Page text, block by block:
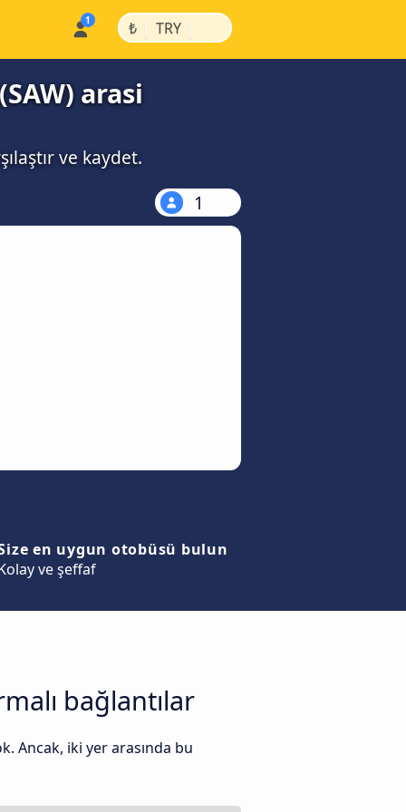
₺ | TRY |
arasi
ve kaydet.
1
en uygun otobüsü bulun
ve şeffaf
bağlantılar
Ancak, iki yer arasında bu